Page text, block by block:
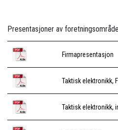
Presentasjoner av
Firmapresentasjon
Taktisk elektronikk,
Taktisk elektronikk,